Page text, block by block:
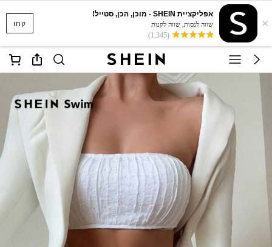
קחו ×
אפליקציית SHEIN - מוכן, הכן, סטייל!
שווה לנסות, שווה לקנות
(1,345)